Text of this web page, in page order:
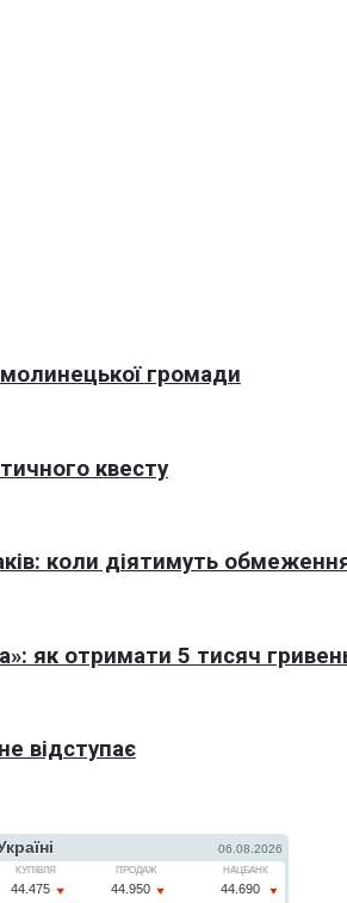
громади
квесту
коли діятимуть
як отримати 5 тисяч
відступає